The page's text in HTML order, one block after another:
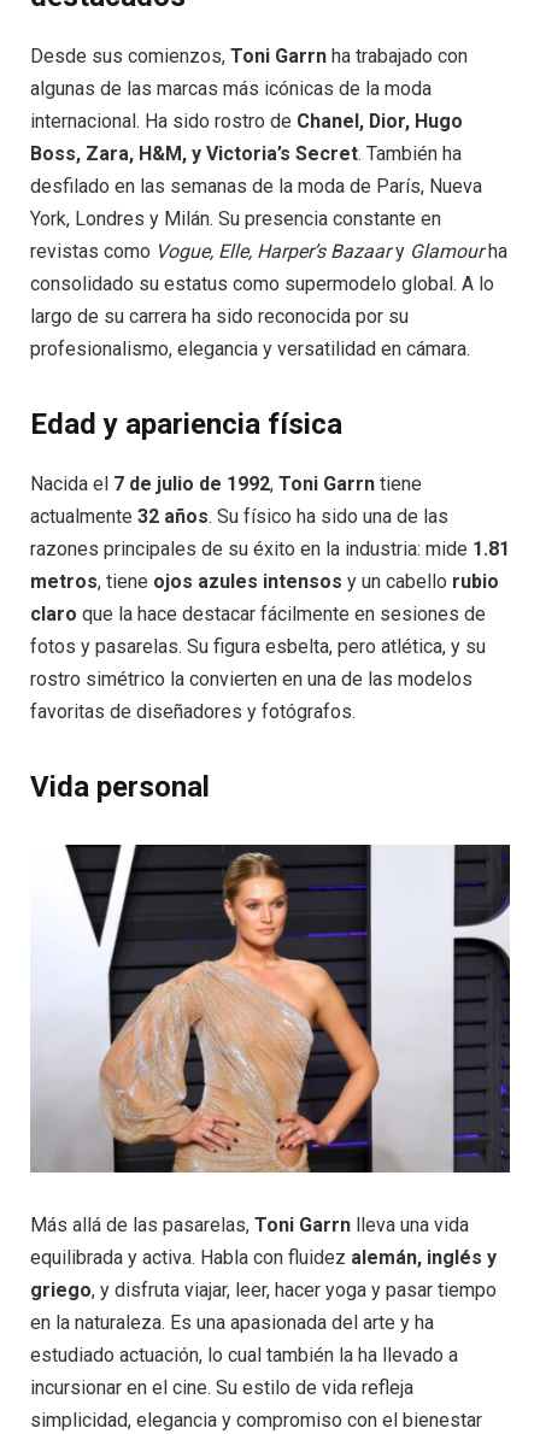
Desde sus comienzos, Toni Garrn ha trabajado con
algunas de las marcas más icónicas de la moda
internacional. Ha sido rostro de Chanel, Dior, Hugo
Boss, Zara, H&M, y Victoria’s Secret. También ha
desfilado en las semanas de la moda de París, Nueva
York, Londres y Milán. Su presencia constante en
revistas como Vogue, Elle, Harper’s Bazaary Glamourha
consolidado su estatus como supermodelo global. A lo
largo de su carrera ha sido reconocida por su
profesionalismo, elegancia y versatilidad en cámara.
Edad y apariencia física
Nacida el 7 de julio de 1992, Toni Garrn tiene
actualmente 32 años. Su físico ha sido una de las
razones principales de su éxito en la industria: mide 1.81
metros, tiene ojos azules intensos y un cabello rubio
claro que la hace destacar fácilmente en sesiones de
fotos y pasarelas. Su figura esbelta, pero atlética, y su
rostro simétrico la convierten en una de las modelos
favoritas de diseñadores y fotógrafos.
Vida personal
Más allá de las pasarelas, Toni Garrn lleva una vida
equilibrada y activa. Habla con fluidez alemán, inglés y
griego, y disfruta viajar, leer, hacer yoga y pasar tiempo
en la naturaleza. Es una apasionada del arte y ha
estudiado actuación, lo cual también la ha llevado a
incursionar en el cine. Su estilo de vida refleja
simplicidad, elegancia y compromiso con el bienestar